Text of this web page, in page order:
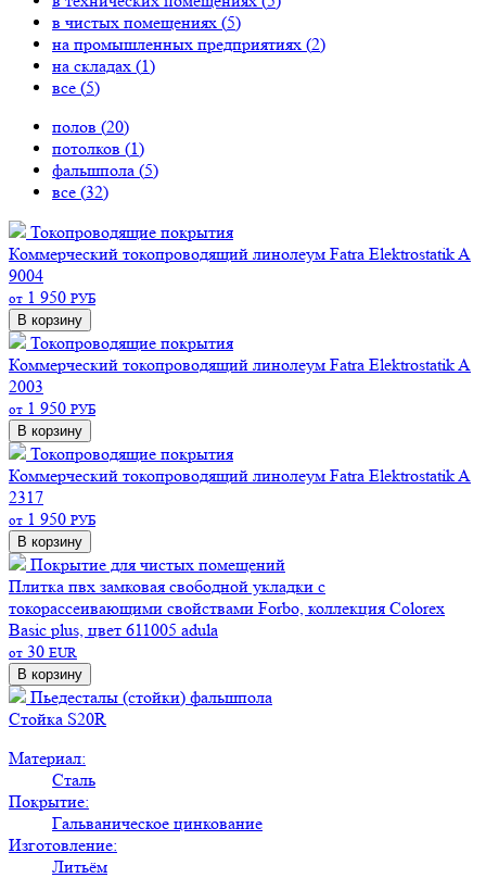
в чистых помещениях (5)
на промышленных предприятиях (2)
на складах (1)
все (5)
полов (20)
потолков (1)
фальшпола (5)
все (32)
Токопроводящие покрытия
Коммерческий токопроводящий линолеум Fatra Elektrostatik A
9004
от 1 950 РУБ
В корзину
Токопроводящие покрытия
Коммерческий токопроводящий линолеум Fatra Elektrostatik A
2003
от 1 950 РУБ
В корзину
Токопроводящие покрытия
Коммерческий токопроводящий линолеум Fatra Elektrostatik A
2317
от 1 950 РУБ
В корзину
Покрытие для чистых помещений
Плитка пвх замковая свободной укладки с
токорассеивающими свойствами Forbo, коллекция Colorex
Basic plus, цвет 611005 adula
от 30 EUR
В корзину
Пьедесталы (стойки) фальшпола
Стойка S20R
Материал:
Сталь
Покрытие:
Гальваническое цинкование
Изготовление:
Литьём